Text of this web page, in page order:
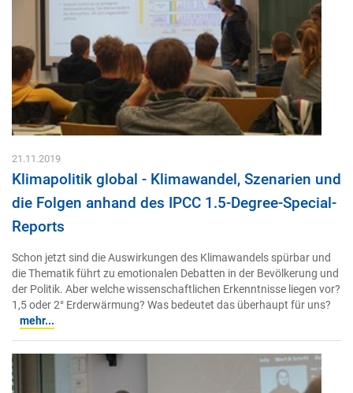
21.11.2019
Klimapolitik global - Klimawandel, Szenarien und
die Folgen anhand des IPCC 1.5-Degree-Special-
Reports
Schon jetzt sind die Auswirkungen des Klimawandels spürbar und
die Thematik führt zu emotionalen Debatten in der Bevölkerung und
der Politik. Aber welche wissenschaftlichen Erkenntnisse liegen vor?
1,5 oder 2° Erderwärmung? Was bedeutet das überhaupt für uns?
mehr...